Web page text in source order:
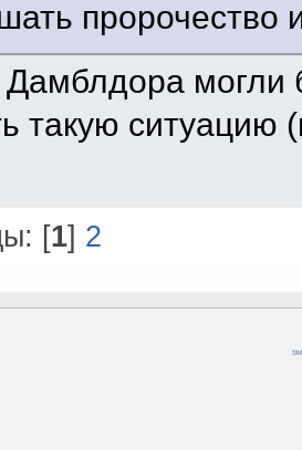
пророчество
Дамблдора могли
такую ситуацию
[1] 2